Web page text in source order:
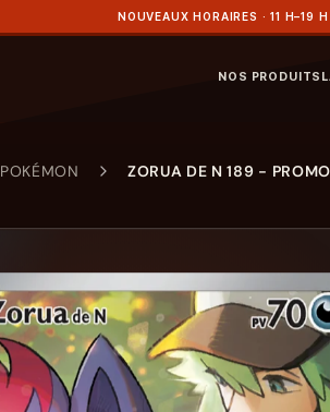
NOUVEAUX HORAIRES · 11 H–19
NOS PRODUITS
POKÉMON ZORUA DE N 189 -